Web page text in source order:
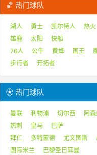
🏀 热门球队
湖人 勇士 凯尔特人 热火
雄鹿
太阳
快船
76人
公牛 黄蜂 国王
步行者
开拓者
⚽ 热门球队
曼联 利物浦 切尔西 阿森
热刺
皇马
巴萨
拜仁
多特蒙德 尤文图斯
国际米兰
巴黎圣日耳曼